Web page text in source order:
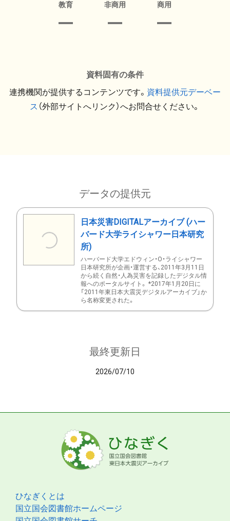
教育 非商用 商用
資料固有の条件
連携機関が提供するコンテンツです。 資料提供元デーベー
ス （外部サイトへリンク）へお問合せください。
データの提供元
日本災害DIGITALアーカイブ (ハー
バード大学ライシャワー日本研究
所)
ハーバード大学エドウィン・O・ライシャワー
日本研究所が企画・運営する、2011年3月11日
から続く自然・人為災害を記録したデジタル情
報へのポータルサイト。 *2017年1月20日に
「2011年東日本大震災デジタルアーカイブ」か
ら名称変更された。
最終更新日
2026/07/10
ひなぎくとは
国立国会図書館ホームページ